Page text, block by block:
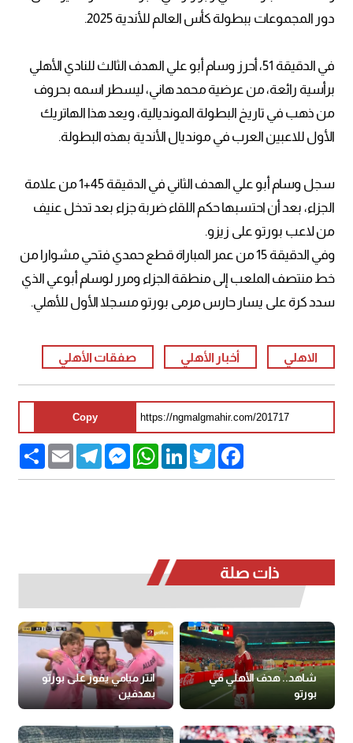
دور المجموعات ببطولة كأس العالم للأندية 2025.
في الدقيقة 51، أحرز وسام أبو علي الهدف الثالث للنادي الأهلي
برأسية رائعة، من عرضية محمد هاني، ليسطر اسمه بحروف
من ذهب في تاريخ البطولة المونديالية، ويعد هذا الهاتريك
الأول للاعبين العرب في مونديال الأندية بهذه البطولة.
سجل وسام أبو علي الهدف الثاني في الدقيقة 45+1 من علامة
الجزاء، بعد أن احتسبها حكم اللقاء ضربة جزاء بعد تدخل عنيف
من لاعب بورتو على زيزو.
وفي الدقيقة 15 من عمر المباراة قطع حمدي فتحي مشوارا من
خط منتصف الملعب إلى منطقة الجزاء ومرر لوسام أبوعي الذي
سدد كرة على يسار حارس مرمى بورتو مسجلا الأول للأهلي.
الاهلي أخبار الأهلي صفقات الأهلي
Copy
Share Email
TelegramMessengerWhatsAppLinkedInTwitter
Facebook
ذات صلة
شاهد.. هدف الأهلي في
بورتو
انتر ميامي يفوز على بورتو
بهدفين